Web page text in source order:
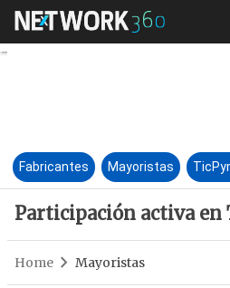
Fabricantes Mayoristas
Participación activa en
Home Mayoristas